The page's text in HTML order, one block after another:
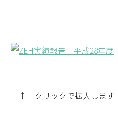
↑ クリックで拡大します